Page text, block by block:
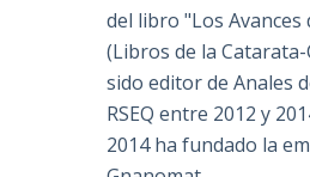
del libro "Los Avances
(Libros de la Catarata-
sido editor de Anales
RSEQ entre 2012 y
2014 ha fundado la